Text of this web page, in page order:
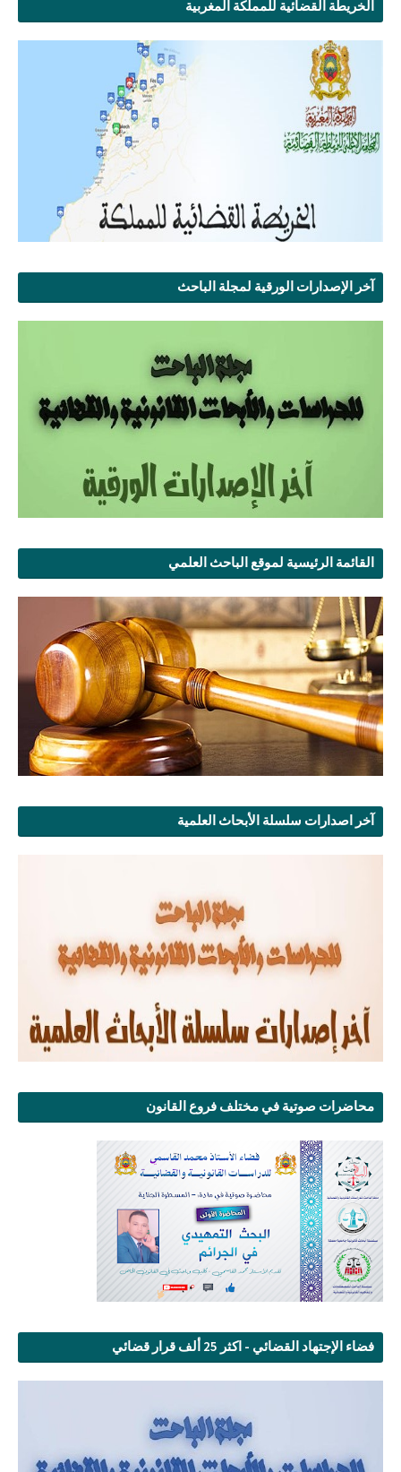
الخريطة القضائية للمملكة المغربية
آخر الإصدارات الورقية لمجلة الباحث
القائمة الرئيسية لموقع الباحث العلمي
آخر اصدارات سلسلة الأبحاث العلمية
محاضرات صوتية في مختلف فروع القانون
فضاء الإجتهاد القضائي - اكثر 25 ألف قرار قضائي